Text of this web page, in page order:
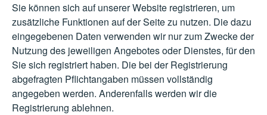
Sie können sich auf unserer Website registrieren, um
zusätzliche Funktionen auf der Seite zu nutzen. Die dazu
eingegebenen Daten verwenden wir nur zum Zwecke der
Nutzung des jeweiligen Angebotes oder Dienstes, für den
Sie sich registriert haben. Die bei der Registrierung
abgefragten Pflichtangaben müssen vollständig
angegeben werden. Anderenfalls werden wir die
Registrierung ablehnen.